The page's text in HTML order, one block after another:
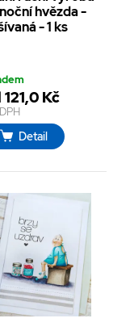
hvězda -
- 1 ks
Kč
Detail